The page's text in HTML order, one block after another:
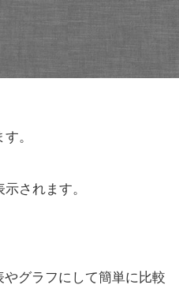
。
されます。
グラフにして簡単に比較